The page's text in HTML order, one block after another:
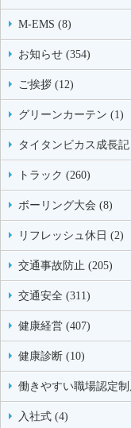
M-EMS (8)
お知らせ (354)
ご挨拶 (12)
グリーンカーテン (1)
タイタンビカス成長記
トラック (260)
ボーリング大会 (8)
リフレッシュ休日 (2)
交通事故防止 (205)
交通安全 (311)
健康経営 (407)
健康診断 (10)
働きやすい職場認定
入社式 (4)